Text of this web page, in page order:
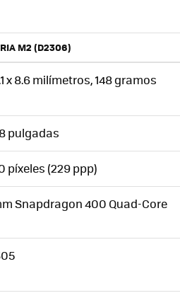
M2 (D2306)
x 8.6 milímetros, 148 gramos
pulgadas
píxeles (229 ppp)
Snapdragon 400 Quad-Core